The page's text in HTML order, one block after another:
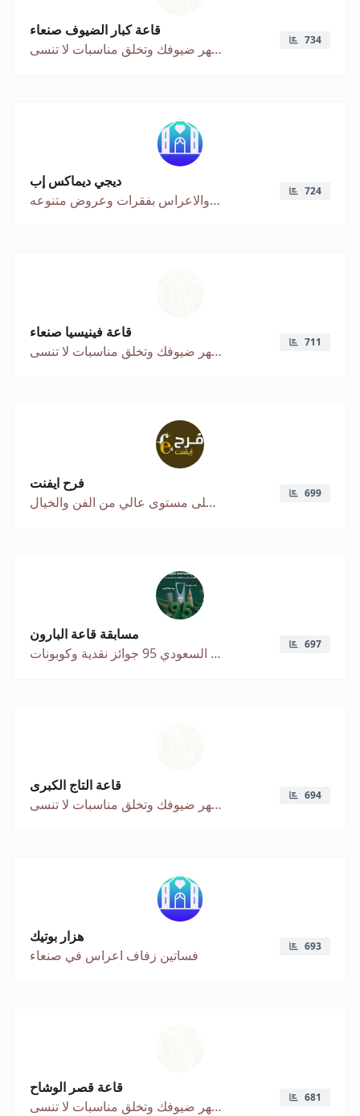
قاعة كبار الضيوف صنعاء
تفاصيل كلاسيكية تبهر ضيوفك وتخلق مناسبات لا تنسى
734
ديجي ديماكس إب
فرقه نسائيه في محافظة اب لإحياء الحفلات والاعراس بفقرات وعروض متنوعه
724
قاعة فينيسيا صنعاء
تفاصيل كلاسيكية تبهر ضيوفك وتخلق مناسبات لا تنسى
711
فرح ايفنت
منظم مناسبات على مستوى عالي من الفن والخيال
699
مسابقة قاعة البارون
بمناسبة اليوم الوطني السعودي 95 جوائز نقدية وكوبونات
697
قاعة التاج الكبرى
تفاصيل كلاسيكية تبهر ضيوفك وتخلق مناسبات لا تنسى
694
هزار بوتيك
فساتين زفاف اعراس في صنعاء
693
قاعة قصر الوشاح
تفاصيل كلاسيكية تبهر ضيوفك وتخلق مناسبات لا تنسى
681